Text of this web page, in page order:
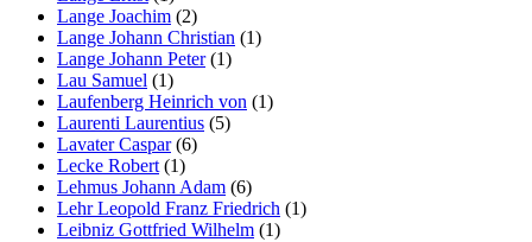
Lange Joachim (2)
Lange Johann Christian (1)
Lange Johann Peter(1)
Lau Samuel (1)
Laufenberg Heinrich von (1)
Laurenti Laurentius (5)
Lavater Caspar(6)
Lecke Robert (1)
Lehmus Johann Adam (6)
Lehr Leopold Franz Friedrich (1)
Leibniz Gottfried Wilhelm (1)